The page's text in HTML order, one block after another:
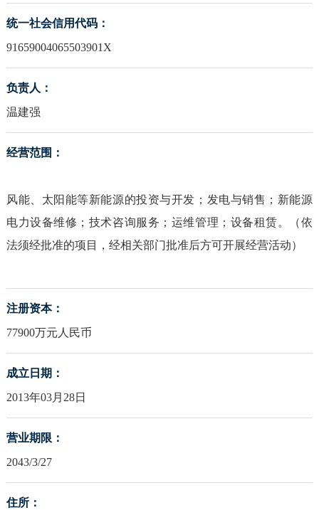
统一社会信用代码：
91659004065503901X
负责人：
温建强
经营范围：
风能、太阳能等新能源的投资与开发；发电与销售；新能源
电力设备维修；技术咨询服务；运维管理；设备租赁。（依
法须经批准的项目，经相关部门批准后方可开展经营活动）
注册资本：
77900万元人民币
成立日期：
2013年03月28日
营业期限：
2043/3/27
住所：